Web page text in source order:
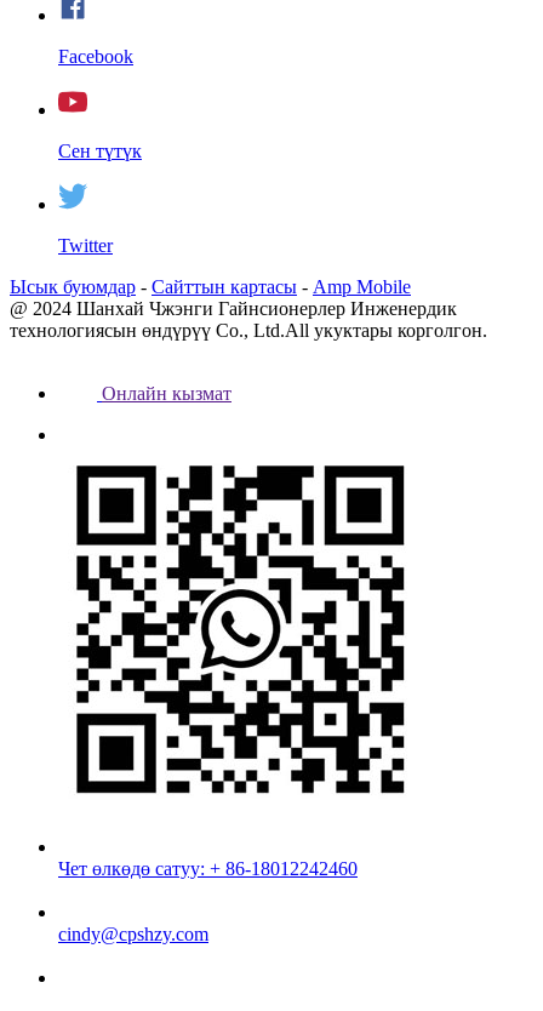
Facebook
Сен түтүк
Twitter
Ысык буюмдар - Сайттын картасы - Amp Mobile
@ 2024 Шанхай Чжэнги Гайнсионерлер Инженердик
технологиясын өндүрүү Co., Ltd.All укуктары корголгон.
Онлайн кызмат
Чет өлкөдө сатуу: + 86-18012242460
cindy@cpshzy.com